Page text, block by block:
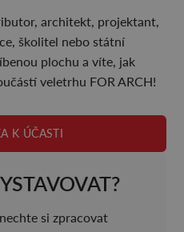
architekt, projektant,
školitel nebo státní
plochu a víte, jak
veletrhu FOR ARCH!
K ÚČASTI
si zpracovat